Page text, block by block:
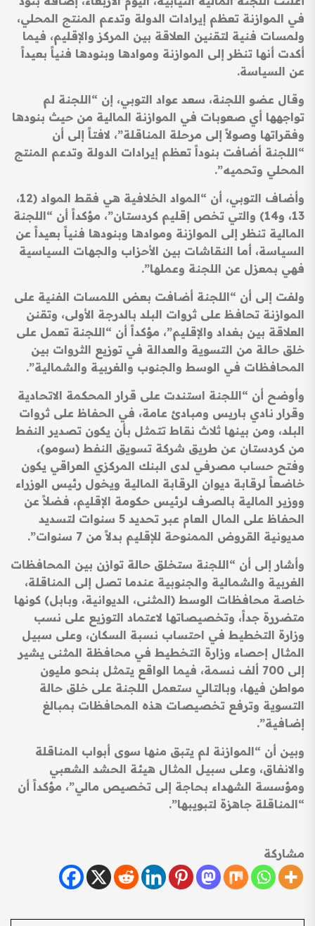
في الموازنة تعظم إيرادات الدولة وتدعم المنتج المحلي،
ولمسات فنية لتقنين العلاقة بين المركز والإقليم، فيما
أكدت أنها تنظر إلى الموازنة وموادها وبنودها فنياً بعيداً
عن السياسة.
وقال عضو اللجنة، سعد عواد التوبي، إن “اللجنة لم
تواجهها أي صعوبات في الموازنة المالية من حيث بنودها
وفقراتها وصولاً إلى مرحلة المناقلة”، لافتاً إلى أن
“اللجنة أضافت بنوداً تعظم إيرادات الدولة وتدعم المنتج
المحلي وتحميه”.
وأضاف التوبي، أن “المواد الخلافية هي فقط المواد (12،
13، و14) والتي تخص إقليم كردستان”، مؤكداً أن “اللجنة
المالية تنظر إلى الموازنة وموادها وبنودها فنياً بعيداً عن
السياسة، أما النقاشات بين الأحزاب والجهات السياسية
فهي بمعزل عن اللجنة وعملها”.
ولفت إلى أن “اللجنة أضافت بعض اللمسات الفنية على
الموازنة تحافظ على ثروات البلد بالدرجة الأولى، وتقنن
العلاقة بين بغداد والإقليم”، مؤكداً أن “اللجنة تعمل على
خلق حالة من التسوية والعدالة في توزيع الثروات بين
المحافظات في الوسط والجنوب والغربية والشمالية”.
وأوضح أن “اللجنة استندت على قرار المحكمة الاتحادية
وقرار نادي باريس ومبادئ عامة، في الحفاظ على ثروات
البلد، ومن بينها ثلاث نقاط تتمثل بأن يكون تصدير النفط
من كردستان عن طريق شركة تسويق النفط (سومو)،
وفتح حساب مصرفي لدى البنك المركزي العراقي يكون
خاضعاً لرقابة ديوان الرقابة المالية ويخول رئيس الوزراء
ووزير المالية بالصرف لرئيس حكومة الإقليم، فضلاً عن
الحفاظ على المال العام عبر تحديد 5 سنوات لتسديد
مديونية القروض الممنوحة للإقليم بدلاً من 7 سنوات”.
وأشار إلى أن “اللجنة ستخلق حالة توازن بين المحافظات
الغربية والشمالية والجنوبية عندما تصل إلى المناقلة،
خاصة محافظات الوسط (المثنى، الديوانية، وبابل) كونها
متضررة جداً، وتخصيصاتها لاعتماد التوزيع على نسب
وزارة التخطيط في احتساب نسبة السكان، وعلى سبيل
المثال إحصاء وزارة التخطيط في محافظة المثنى يشير
إلى 700 ألف نسمة، فيما الواقع يتمثل بنحو مليون
مواطن فيها، وبالتالي ستعمل اللجنة على خلق حالة
التسوية وترفع تخصيصات هذه المحافظات بمبالغ
إضافية”.
وبين أن “الموازنة لم يتبق منها سوى أبواب المناقلة
والانفاق، وعلى سبيل المثال هيئة الحشد الشعبي
ومؤسسة الشهداء بحاجة إلى تخصيص مالي”، مؤكداً أن
“المناقلة جاهزة لتبويبها”.
مشاركة